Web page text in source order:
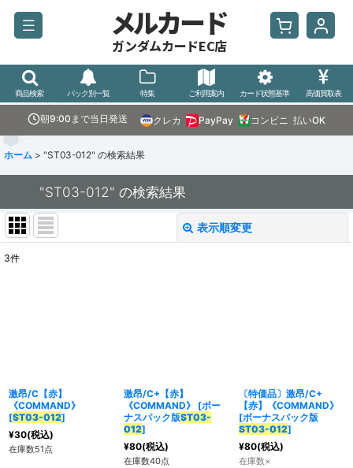
メルカード
ガンダムカードEC店
商品検索 パック別一覧 特集 ご利用案内 カード状態基準 高価買取表
朝9:00まで当日発送 クレカ PayPay コンビニ 払いOK
ホーム > "ST03-012" の検索結果
"ST03-012" の検索結果
表示順変更
カテゴリ:
特集:
3件
激昂/C【赤】
《COMMAND》
[ST03-012]
¥30(税込)
在庫数51点
激昂/C+【赤】
《COMMAND》
[ボー
ナスパック版ST03-
012]
¥80(税込)
在庫数40点
〔特価品〕激昂/C+
【赤】《COMMAND》
[ボーナスパック版
ST03-012]
¥80(税込)
在庫数×